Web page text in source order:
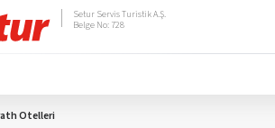
Setur Servis Turistik A.Ş.
Belge No: 728
Otelleri